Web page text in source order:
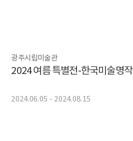
광주시립미술관
2024 여름 특별전-한국미술명작
2024.06.05 - 2024.08.15